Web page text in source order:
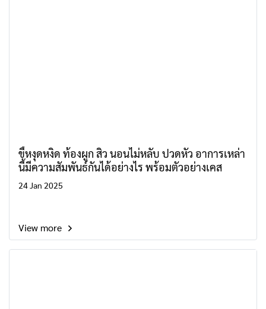
ขี้หงุดหงิด ท้องผูก สิว นอนไม่หลับ ปวดหัว อาการเหล่า
นี้มีความสัมพันธ์กันได้อย่างไร พร้อมตัวอย่างเคส
24 Jan 2025
View more